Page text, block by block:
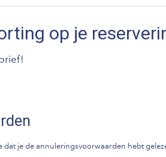
op je
dat je de annuleringsvoorwaarden hebt